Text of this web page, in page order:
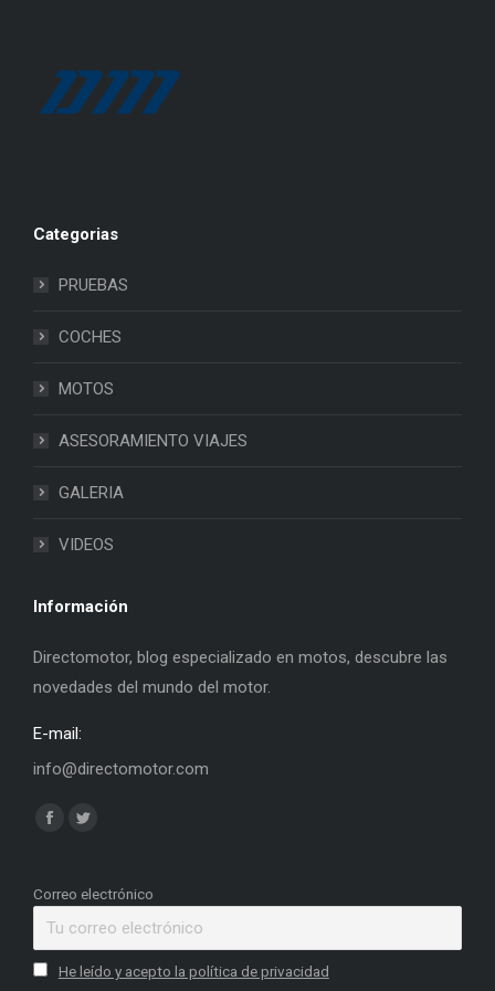
Categorias
PRUEBAS
COCHES
MOTOS
ASESORAMIENTO VIAJES
GALERIA
VIDEOS
Información
Directomotor, blog especializado en motos, descubre las
novedades del mundo del motor.
E-mail:
info@directomotor.com
Find us on:
Facebook
opens
window
Twitter
opens
window
Correo electrónico
He leído y acepto la política de privacidad